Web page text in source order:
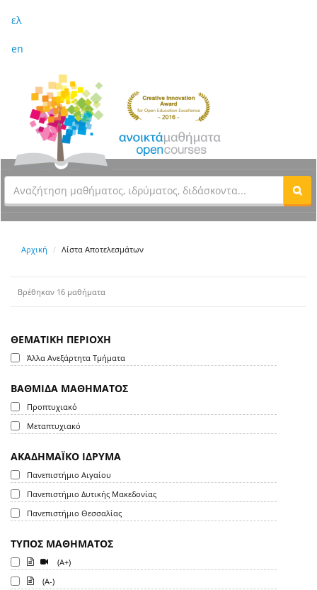
ελ
en
Αρχική Λίστα Αποτελεσμάτων
Βρέθηκαν 16 μαθήματα
ΘΕΜΑΤΙΚΗ ΠΕΡΙΟΧΗ
Άλλα Ανεξάρτητα Τμήματα
ΒΑΘΜΙΔΑ ΜΑΘΗΜΑΤΟΣ
Προπτυχιακό
Μεταπτυχιακό
ΑΚΑΔΗΜΑΪΚΟ ΙΔΡΥΜΑ
Πανεπιστήμιο Αιγαίου
Πανεπιστήμιο Δυτικής Μακεδονίας
Πανεπιστήμιο Θεσσαλίας
ΤΥΠΟΣ ΜΑΘΗΜΑΤΟΣ
(A+)
(A-)